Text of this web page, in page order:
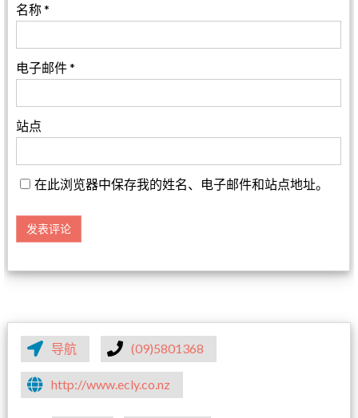
名称*
电子邮件*
站点
在此浏览器中保存我的姓名、电子邮件和站点地址。
导航 (09)5801368
http://www.ecly.co.nz